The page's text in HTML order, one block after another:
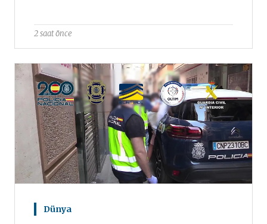
2 saat önce
Dünya